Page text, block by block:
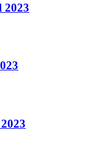
2023